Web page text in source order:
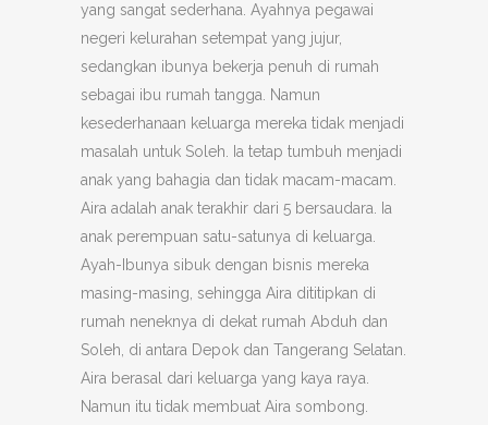
yang sangat sederhana. Ayahnya pegawai
negeri kelurahan setempat yang jujur,
sedangkan ibunya bekerja penuh di rumah
sebagai ibu rumah tangga. Namun
kesederhanaan keluarga mereka tidak menjadi
masalah untuk Soleh. Ia tetap tumbuh menjadi
anak yang bahagia dan tidak macam-macam.
Aira adalah anak terakhir dari 5 bersaudara. Ia
anak perempuan satu-satunya di keluarga.
Ayah-Ibunya sibuk dengan bisnis mereka
masing-masing, sehingga Aira dititipkan di
rumah neneknya di dekat rumah Abduh dan
Soleh, di antara Depok dan Tangerang Selatan.
Aira berasal dari keluarga yang kaya raya.
Namun itu tidak membuat Aira sombong.